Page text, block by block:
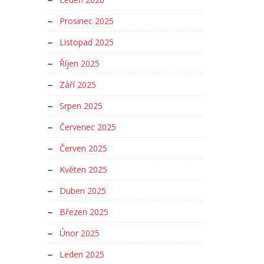
Prosinec 2025
Listopad 2025
Říjen 2025
Září 2025
Srpen 2025
Červenec 2025
Červen 2025
Květen 2025
Duben 2025
Březen 2025
Únor 2025
Leden 2025